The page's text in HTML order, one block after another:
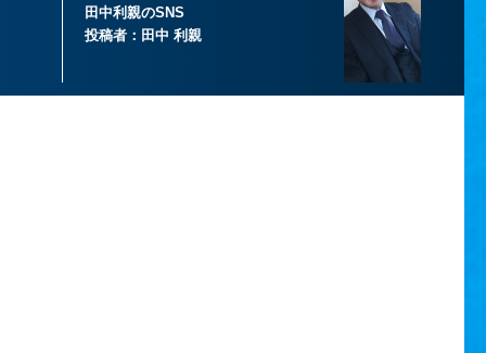
田中利親のSNS
投稿者： 田中 利親